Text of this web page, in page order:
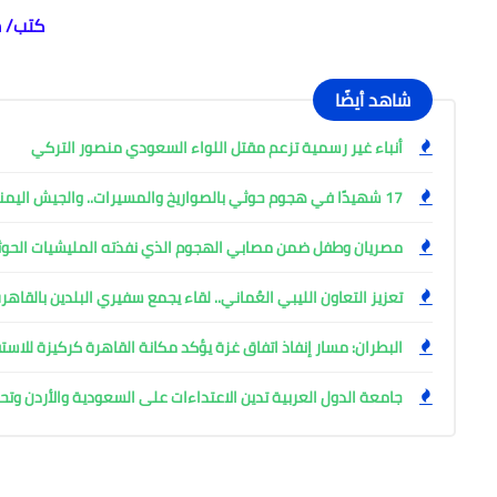
كتب/
شاهد أيضًا
أنباء غير رسمية تزعم مقتل اللواء السعودي منصور التركي
17 شهيدًا في هجوم حوثي بالصواريخ والمسيرات.. والجيش اليمني يتوعد
مصريان وطفل ضمن مصابي الهجوم الذي نفذته المليشيات
تعزيز التعاون الليبي العُماني.. لقاء يجمع سفيري البلدين
البطران: مسار إنفاذ اتفاق غزة يؤكد مكانة القاهرة كركيزة
جامعة الدول العربية تدين الاعتداءات على السعودية والأردن